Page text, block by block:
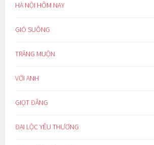
HÀ NỘI HÔM NAY
GIÓ SUÔNG
TRĂNG MUỘN
VỚI ANH
GIỌT ĐẮNG
ĐẠI LỘC YÊU THƯƠNG